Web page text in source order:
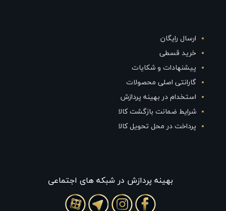
ارسال رایگان
خرید قسطی
پیشنهادات و شکایات
گارانتی اصلی محصولات
استخدام در بهینه پردازش
شرایط ضمانت بازگشت کالا
پرداخت در محل تحویل کالا
بهينه پردازش در شبکه های اجتماعی